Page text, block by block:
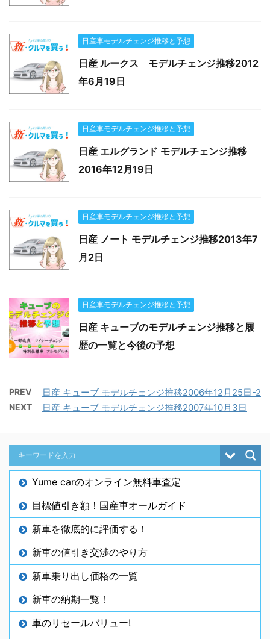
日産車モデルチェンジ推移と予想
日産 ルークス モデルチェンジ推移2012
年6月19日
日産車モデルチェンジ推移と予想
日産 エルグランド モデルチェンジ推移
2016年12月19日
日産車モデルチェンジ推移と予想
日産 ノート モデルチェンジ推移2013年7
月2日
日産車モデルチェンジ推移と予想
日産 キューブのモデルチェンジ推移と履
歴の一覧と今後の予想
PREV 日産 キューブ モデルチェンジ推移2006年12月25日-2
NEXT 日産 キューブ モデルチェンジ推移2007年10月3日
Yume carのオンライン無料車査定
目標値引き額！国産車オールガイド
新車を徹底的に評価する！
新車の値引き交渉のやり方
新車乗り出し価格の一覧
新車の納期一覧！
車のリセールバリュー!